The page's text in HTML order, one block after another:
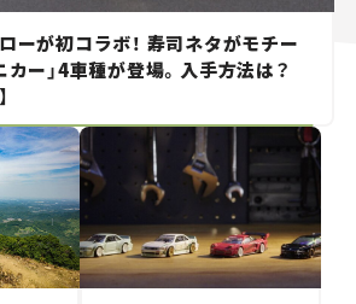
ーが初コラボ！ 寿司ネタがモチー
カー」4車種が登場。入手方法は？